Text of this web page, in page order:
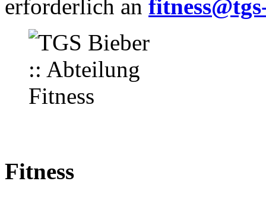
erforderlich an
Fitness